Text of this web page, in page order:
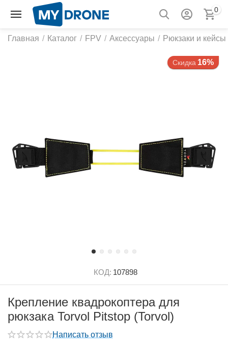
0
Главная / Каталог / FPV / Аксессуары / Рюкзаки и кейсы
Скидка 16%
КОД: 107898
Крепление квадрокоптера для
рюкзака Torvol Pitstop (Torvol)
Написать отзыв